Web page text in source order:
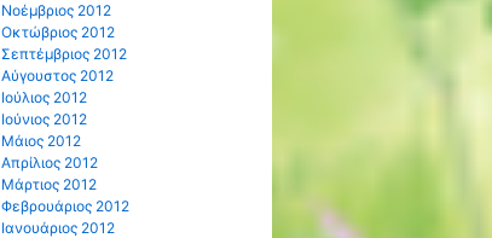
Νοέμβριος 2012
Οκτώβριος 2012
Σεπτέμβριος 2012
Αύγουστος 2012
Ιούλιος 2012
Ιούνιος 2012
Μάιος 2012
Απρίλιος 2012
Μάρτιος 2012
Φεβρουάριος 2012
Ιανουάριος 2012